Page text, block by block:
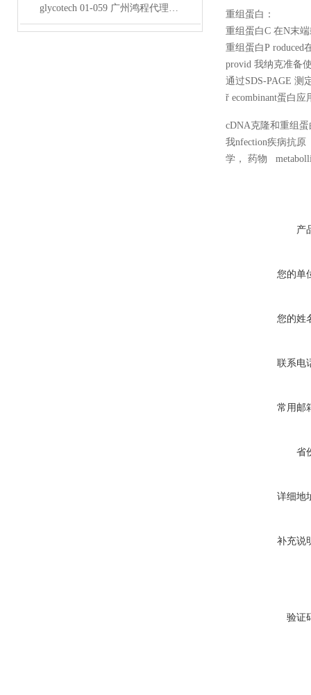
glycotech 01-059 广州鸿程代理：开启糖生物学研究新征程
重组蛋白：
重组蛋白C 在N末
重组蛋白P
provid 我纳克准备
通过SDS-PAGE 测
ř ecombinant蛋白
cDNA克隆和重组
我nfection疾病抗
学， 药物
产
您的单
您的姓
联系电
常用邮
省
详细地
补充说
验证